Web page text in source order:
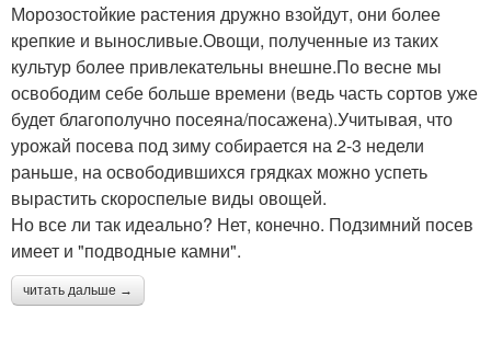
Морозостойкие растения дружно взойдут, они более
крепкие и выносливые.Овощи, полученные из таких
культур более привлекательны внешне.По весне мы
освободим себе больше времени (ведь часть сортов уже
будет благополучно посеяна/посажена).Учитывая, что
урожай посева под зиму собирается на 2-3 недели
раньше, на освободившихся грядках можно успеть
вырастить скороспелые виды овощей.
Но все ли так идеально? Нет, конечно. Подзимний посев
имеет и "подводные камни".
читать дальше →